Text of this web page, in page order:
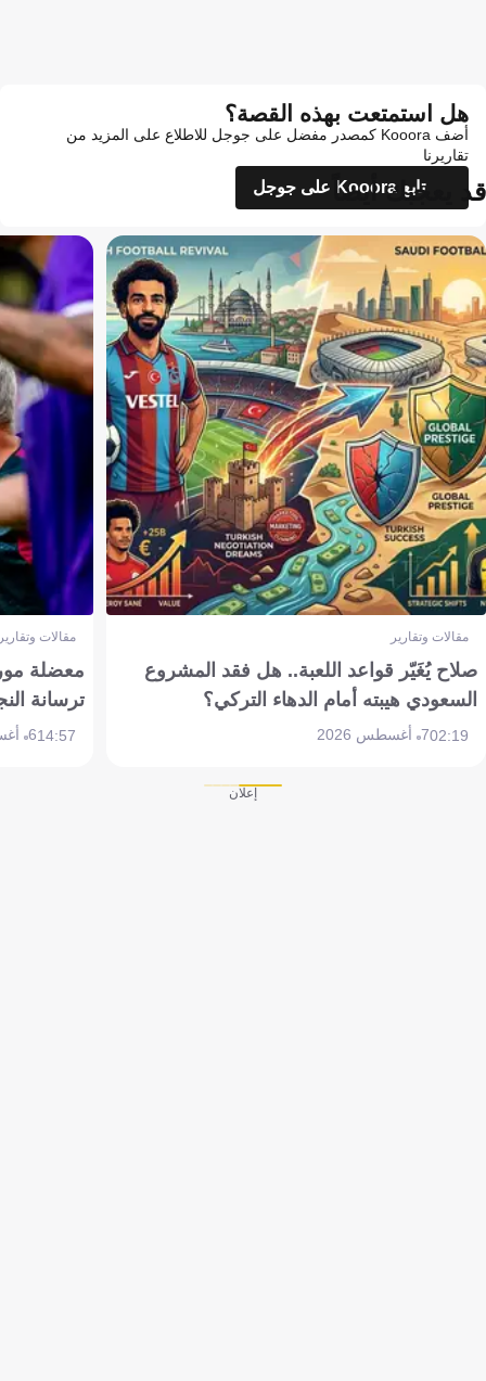
هل استمتعت بهذه القصة؟
أضف Kooora كمصدر مفضل على جوجل للاطلاع على المزيد من
تقاريرنا
تابع Kooora على جوجل
قد يعجبك أيضاً
مقالات وتقارير
صلاح يُغَيّر قواعد اللعبة.. هل فقد المشروع
السعودي هيبته أمام الدهاء التركي؟
02:197 أغسطس 2026
مقالات
معضلة
ترسانة
14:576 أغسطس 2026
إعلان